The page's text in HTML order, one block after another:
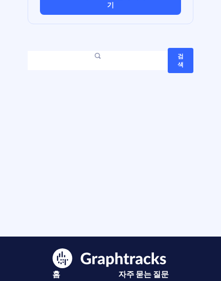
기
검
색
홈 자주 묻는 질문